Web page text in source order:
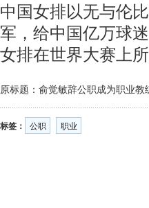
中国女排以无与伦
军，给中国亿万球
女排在世界大赛上
原标题：俞觉敏辞公职成为职业
标签： 公职 职业